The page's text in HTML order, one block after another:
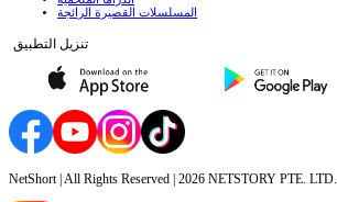
المسلسلات القصيرة الرائجة
تنزيل التطبيق
NetShort | All Rights Reserved | 2026 NETSTORY PTE. LTD.